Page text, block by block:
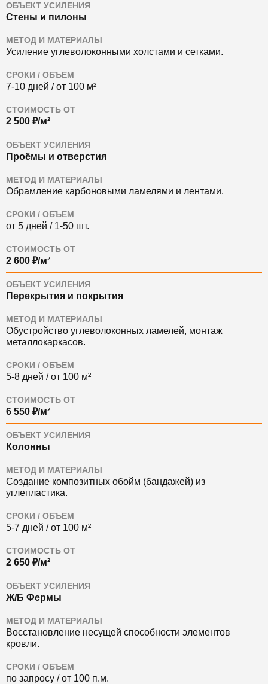
ОБЪЕКТ УСИЛЕНИЯ
Стены и пилоны
МЕТОД И МАТЕРИАЛЫ
Усиление углеволоконными холстами и сетками.
СРОКИ / ОБЪЕМ
7-10 дней / от 100 м²
СТОИМОСТЬ ОТ
2 500 ₽/м²
ОБЪЕКТ УСИЛЕНИЯ
Проёмы и отверстия
МЕТОД И МАТЕРИАЛЫ
Обрамление карбоновыми ламелями и лентами.
СРОКИ / ОБЪЕМ
от 5 дней / 1-50 шт.
СТОИМОСТЬ ОТ
2 600 ₽/м²
ОБЪЕКТ УСИЛЕНИЯ
Перекрытия и покрытия
МЕТОД И МАТЕРИАЛЫ
Обустройство углеволоконных ламелей, монтаж
металлокаркасов.
СРОКИ / ОБЪЕМ
5-8 дней / от 100 м²
СТОИМОСТЬ ОТ
6 550 ₽/м²
ОБЪЕКТ УСИЛЕНИЯ
Колонны
МЕТОД И МАТЕРИАЛЫ
Создание композитных обойм (бандажей) из
углепластика.
СРОКИ / ОБЪЕМ
5-7 дней / от 100 м²
СТОИМОСТЬ ОТ
2 650 ₽/м²
ОБЪЕКТ УСИЛЕНИЯ
Ж/Б Фермы
МЕТОД И МАТЕРИАЛЫ
Восстановление несущей способности элементов
кровли.
СРОКИ / ОБЪЕМ
по запросу / от 100 п.м.